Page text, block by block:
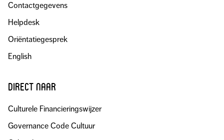
Contactgegevens
Helpdesk
Oriëntatiegesprek
English
direct naar
Culturele Financieringswijzer
Governance Code Cultuur